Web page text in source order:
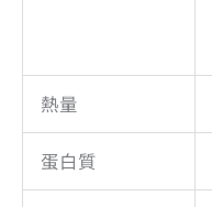
熱量
蛋白質